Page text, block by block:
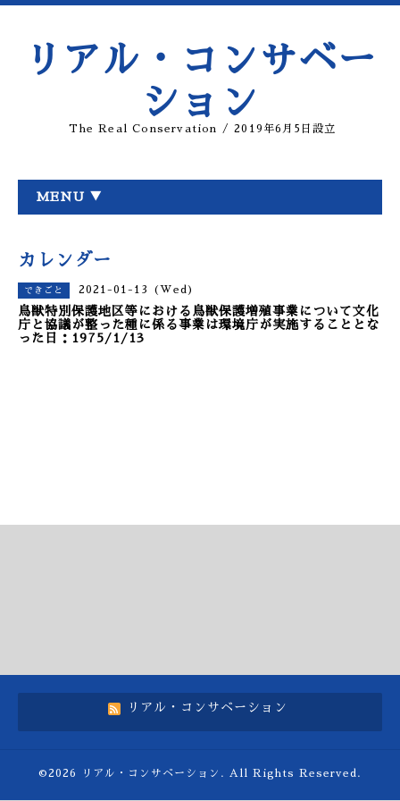
リアル・コンサベー
ション
The Real Conservation / 2019年6月5日設立
MENU ▼
カレンダー
できごと 2021-01-13 (Wed)
鳥獣特別保護地区等における鳥獣保護増殖事業について文化
庁と協議が整った種に係る事業は環境庁が実施することとな
った日：1975/1/13
リアル・コンサベーション
©2026 リアル・コンサベーション . All Rights Reserved.